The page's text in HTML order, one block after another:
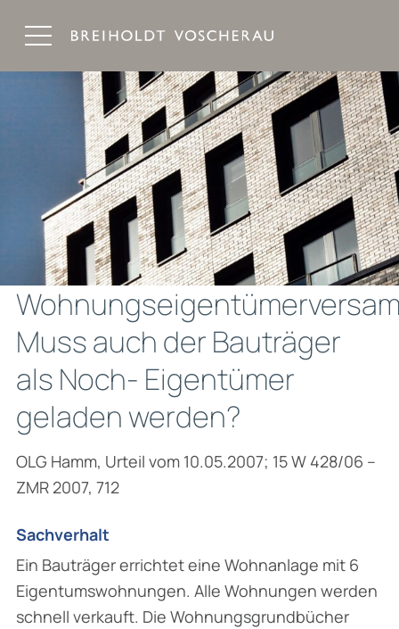
Muss auch der Bauträger
als Noch- Eigentümer
geladen werden?
OLG Hamm, Urteil vom 10.05.2007; 15 W 428/06 –
ZMR 2007, 712
Sachverhalt
Ein Bauträger errichtet eine Wohnanlage mit 6
Eigentumswohnungen. Alle Wohnungen werden
schnell verkauft. Die Wohnungsgrundbücher